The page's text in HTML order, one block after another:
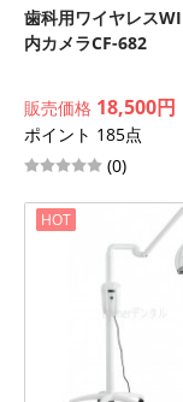
歯科用ワイヤレス
内カメラCF-682
販売価格 18,500円
ポイント 185点
(0)
HOT